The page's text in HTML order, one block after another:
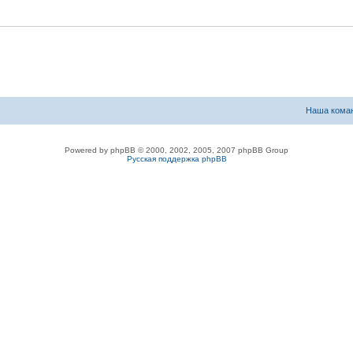
Наша
Powered by phpBB © 2000, 2002, 2005, 2007 phpBB Group
Русская поддержка phpBB